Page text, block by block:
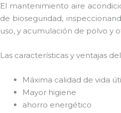
El mantenimiento aire
de bioseguridad,
uso, y acumulación de polvo y
Las características y ventajas
Máxima calidad de vida
Mayor higiene
ahorro energético